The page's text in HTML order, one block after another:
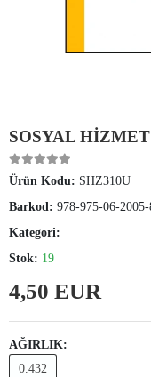
SOSYAL
Ürün Kodu: SHZ310U
Barkod: 978-975-06-2005-
Kategori:
Stok: 19
4,50 EUR
AĞIRLIK:
0.432